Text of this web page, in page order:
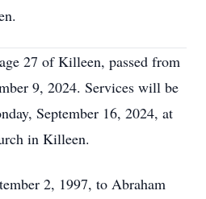
27 of Killeen, passed from
9, 2024. Services will be
September 16, 2024, at
in Killeen.
2, 1997, to Abraham